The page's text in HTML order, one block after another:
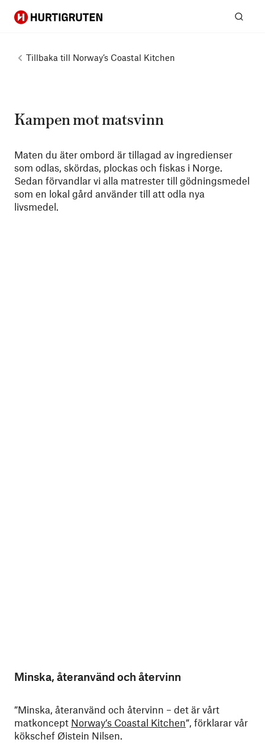
Hurtigruten
Tillbaka till Norway’s Coastal Kitchen
Kampen mot matsvinn
Maten du äter ombord är tillagad av ingredienser
som odlas, skördas, plockas och fiskas i Norge.
Sedan förvandlar vi alla matrester till gödningsmedel
som en lokal gård använder till att odla nya
livsmedel.
Minska, återanvänd och återvinn
”Minska, återanvänd och återvinn – det är vårt
matkoncept Norway’s Coastal Kitchen”, förklarar vår
kökschef Øistein Nilsen.